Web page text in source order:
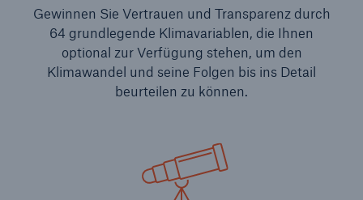
Gewinnen Sie Vertrauen und Transparenz durch
64 grundlegende Klimavariablen, die Ihnen
optional zur Verfügung stehen, um den
Klimawandel und seine Folgen bis ins Detail
beurteilen zu können.